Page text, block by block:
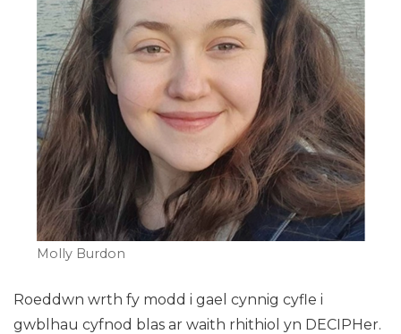
Molly Burdon
Roeddwn wrth fy modd i gael cynnig cyfle i
gwblhau cyfnod blas ar waith rhithiol yn DECIPHer.